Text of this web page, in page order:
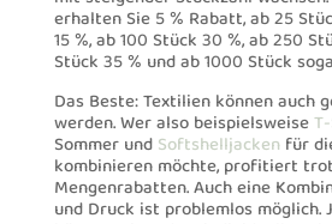
erhalten Sie 5 % Rabatt, ab 25
15 %, ab 100 Stück 30 %, ab 250
Stück 35 % und ab 1000 Stück
Das Beste: Textilien können auch
werden. Wer also beispielsweise
Sommer undSoftshelljackenfür
kombinieren möchte, profitiert
Mengenrabatten. Auch eine
und Druck ist problemlos möglich.